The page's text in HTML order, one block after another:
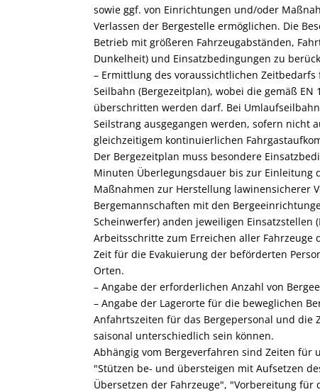
sowie ggf. von Einrichtungen und/oder
Verlassen der Bergestelle ermöglichen. Die
Betrieb mit größeren Fahrzeugabständen,
Dunkelheit) und Einsatzbedingungen zu
– Ermittlung des voraussichtlichen
Seilbahn (Bergezeitplan), wobei die gemäß
überschritten werden darf. Bei
Seilstrang ausgegangen werden, sofern nicht
gleichzeitigem kontinuierlichen
Der Bergezeitplan muss besondere
Minuten Überlegungsdauer bis zur Einleitung
Maßnahmen zur Herstellung lawinensicherer
Bergemannschaften mit den
Scheinwerfer) anden jeweiligen
Arbeitsschritte zum Erreichen aller
Zeit für die Evakuierung der beförderten
Orten.
– Angabe der erforderlichen Anzahl von
– Angabe der Lagerorte für die beweglichen
Anfahrtszeiten für das Bergepersonal und
saisonal unterschiedlich sein können.
Abhängig vom Bergeverfahren sind Zeiten für
"Stützen be- und übersteigen mit Aufsetzen
Übersetzen der Fahrzeuge", "Vorbereitung für